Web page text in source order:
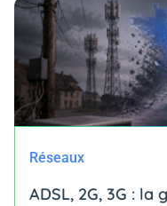
Réseaux
ADSL, 2G, 3G :